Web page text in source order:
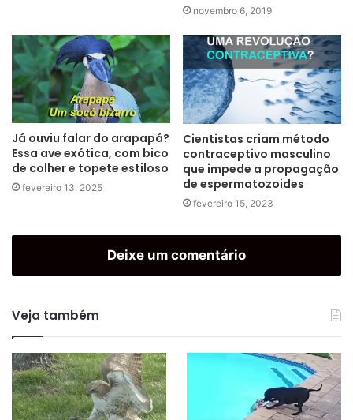
novembro 6, 2019
Já ouviu falar do arapapá?
Essa ave exótica, com bico
de colher e topete estiloso
fevereiro 13, 2025
Cientistas criam método
contraceptivo masculino
que impede a propagação
de espermatozoides
fevereiro 15, 2023
Deixe um comentário
Veja também